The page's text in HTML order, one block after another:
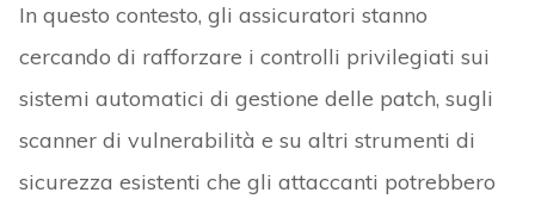
In questo contesto, gli assicuratori stanno
cercando di rafforzare i controlli privilegiati sui
sistemi automatici di gestione delle patch, sugli
scanner di vulnerabilità e su altri strumenti di
sicurezza esistenti che gli attaccanti potrebbero